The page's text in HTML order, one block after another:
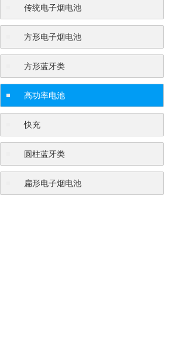
传统电子烟电池
方形电子烟电池
方形蓝牙类
高功率电池
快充
圆柱蓝牙类
扁形电子烟电池